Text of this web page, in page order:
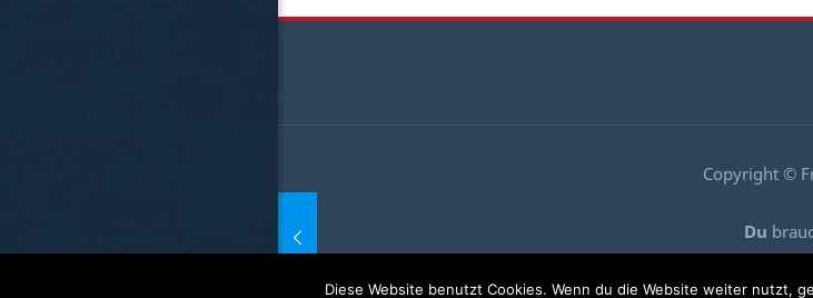
Copyright ©
Du
Diese Website benutzt Cookies. Wenn du die Website weiter nutzt,